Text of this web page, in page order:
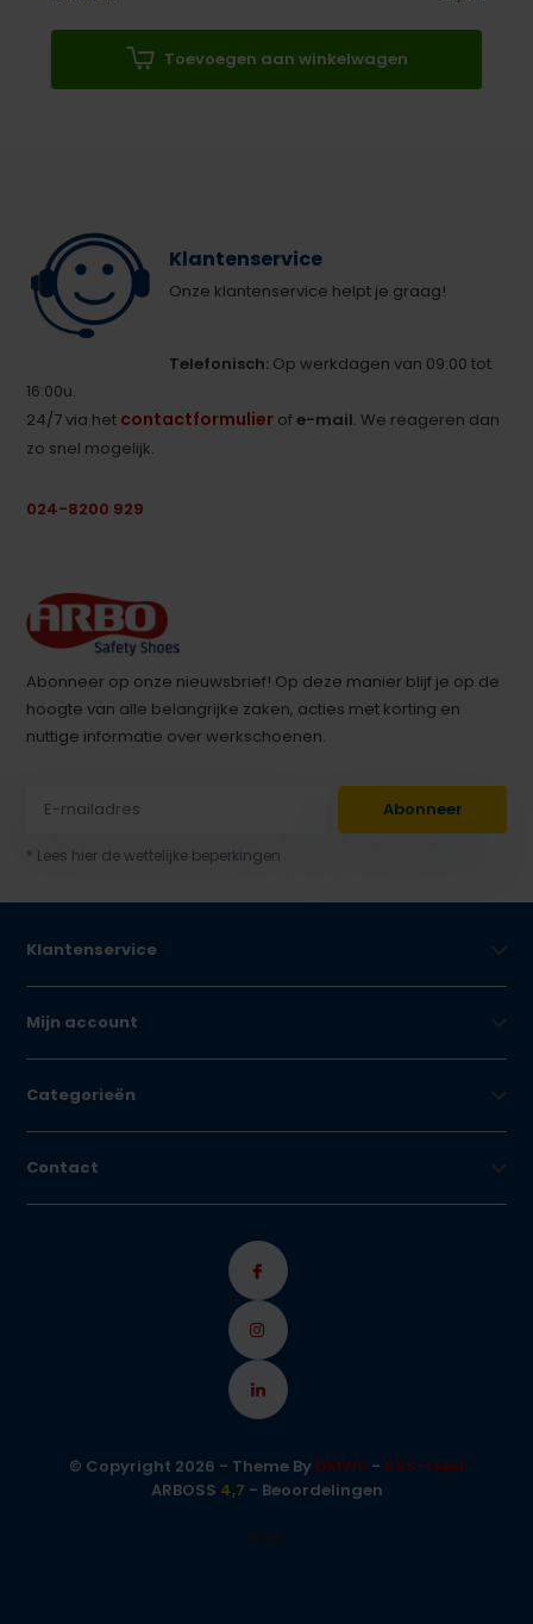
Toevoegen aan winkelwagen
Klantenservice
Onze klantenservice helpt je graag!
Telefonisch: Op werkdagen van 09:00 tot
16:00u.
24/7 via het contactformulier ofe-mail. We reageren dan
zo snel mogelijk.
024-8200 929
Abonneer op onze nieuwsbrief! Op deze manier blijf je op de
hoogte van alle belangrijke zaken, acties met korting en
nuttige informatie over werkschoenen.
Abonneer
* Lees hier de wettelijke beperkingen
Klantenservice
Mijn account
Categorieën
Contact
© Copyright 2026 - Theme By DMWS - RSS-feed
ARBOSS 4,7 - Beoordelingen